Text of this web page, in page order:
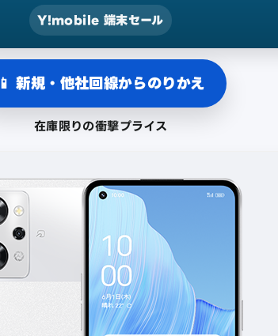
Y!mobile 端末セール
📱 新規・他社回線からのりかえ
在庫限りの衝撃プライス